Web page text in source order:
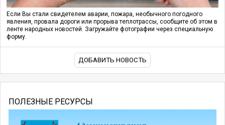
Если Вы стали свидетелем аварии, пожара, необычного погодного
явления, провала дороги или прорыва теплотрассы, сообщите об этом в
ленте народных новостей. Загружайте фотографии через специальную
форму.
ДОБАВИТЬ НОВОСТЬ
ПОЛЕЗНЫЕ РЕСУРСЫ